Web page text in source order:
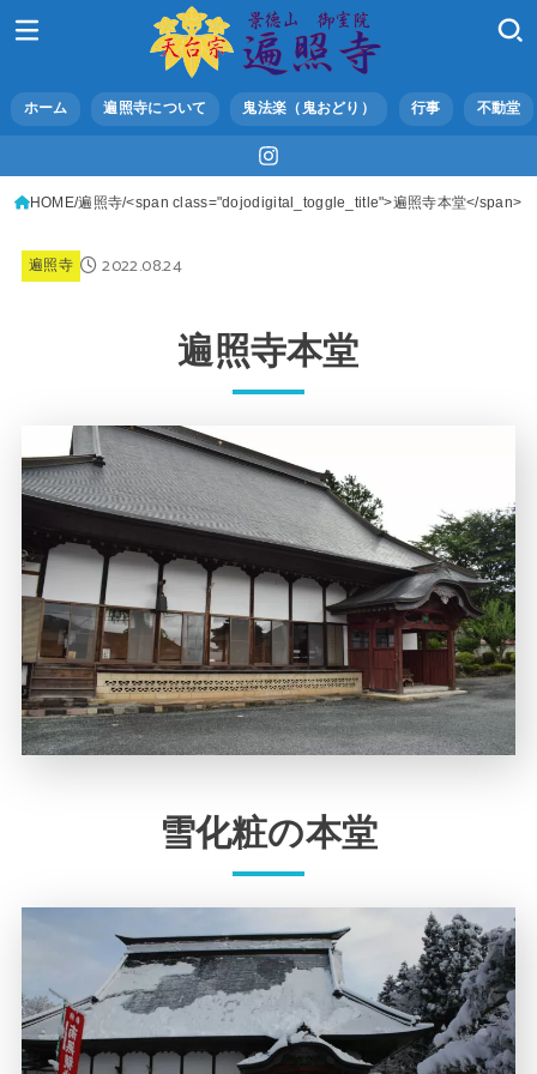
ホーム 遍照寺について 鬼法楽（鬼おどり） 行事 不動堂
HOME 遍照寺 <span class="dojodigital_toggle_title">遍照寺本堂</span>
遍照寺 2022.08.24
遍照寺本堂
雪化粧の本堂